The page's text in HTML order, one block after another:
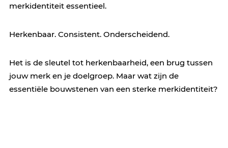
merkidentiteit essentieel.
Herkenbaar. Consistent. Onderscheidend.
Het is de sleutel tot herkenbaarheid, een brug tussen
jouw merk en je doelgroep. Maar wat zijn de
essentiële bouwstenen van een sterke merkidentiteit?